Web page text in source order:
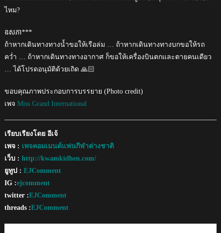
ไหม?
ឧសភា***
ถ้าหากเดินทางทางน้ำขอให้เรือล่ม … ถ้าหากเดินทางทางบกขอให้รถ
คว่ำ … ถ้าหากเดินทางทางอากาศ ก็ขอให้เครื่องบินตกและตายคนเดียว
… ได้โปรดอนุมัติด้วยเถิด 🙏🏻
ขอบคุณภาพประกอบการบรรยาย (Photo credit)
เพจ Miss Grand International
เรียบเรียงโดย อีเจ้
เพจ : เพจคอมเมนต์แฟนกีฬาต่างชาติ
เว็บ : http://kwamkidhen.com/
ยูทูป : EJComment
IG :ejcomment
twitter :EJComment
threads :EJComment